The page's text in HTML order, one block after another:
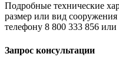
Подробные технические
размер или вид
телефону 8 800 333 856
Запрос консультации